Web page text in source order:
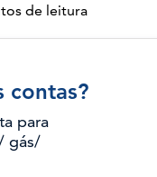
de leitura
contas?
para
gás/